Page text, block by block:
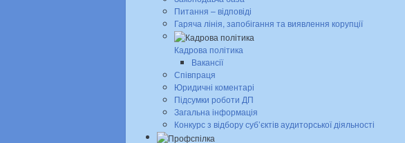
Питання – відповіді
Гаряча лінія, запобігання та виявлення корупції
Кадрова політика
Вакансії
Співпраця
Юридичні коментарі
Підсумки роботи ДП
Загальна інформація
Конкурс з відбору суб’єктів аудиторської діяльності